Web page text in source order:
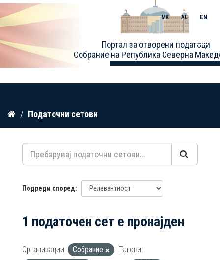
Прескокнете
содржина
Портал за отворени податоци
Собрание на Република Северна
MK AL EN
Toggle
Податочни сетови
Подреди според
1 податочен сет е пронајден
Организации: Собрание
Тагови: